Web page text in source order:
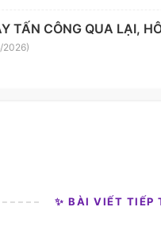
TẤN CÔNG QUA LẠI,
2026)
✨ BÀI VIẾT TIẾP